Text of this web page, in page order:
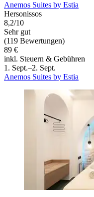
Anemos Suites by Estia
Hersonissos
8,2/10
Sehr gut
(119 Bewertungen)
89 €
inkl. Steuern & Gebühren
1. Sept.–2. Sept.
Anemos Suites by Estia